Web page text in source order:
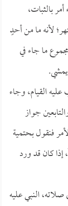
بالثبات،
لأنه ما من أحدٍ
ما جاء في
عليه القيام، وجاء
جواز
فنقول بحتمية
كان قد ورد
النبي عليه